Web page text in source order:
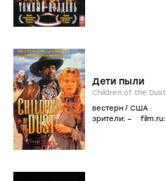
Дети пыли
вестерн / США
зрители: – film.ru: